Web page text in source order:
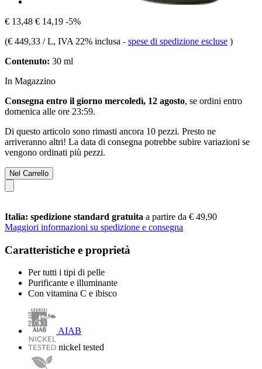
€ 13,48 € 14,19 -5%
(€ 449,33 / L, IVA 22% inclusa - spese di spedizione escluse )
Contenuto: 30 ml
In Magazzino
Consegna entro il giorno mercoledì, 12 agosto, se ordini entro
domenica alle ore 23:59.
Di questo articolo sono rimasti ancora 10 pezzi. Presto ne
arriveranno altri! La data di consegna potrebbe subire variazioni se
vengono ordinati più pezzi.
Nel Carrello
Italia: spedizione standard gratuita a partire da € 49,90
Maggiori informazioni su spedizione e consegna
Caratteristiche e proprietà
Per tutti i tipi di pelle
Purificante e illuminante
Con vitamina C e ibisco
AIAB
nickel tested